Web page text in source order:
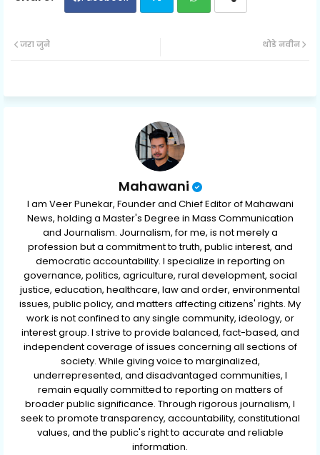
ap
थोडे नवीन
जरा जुने
Mahawani
I am Veer Punekar, Founder and Chief Editor of Mahawani
News, holding a Master's Degree in Mass Communication
and Journalism. Journalism, for me, is not merely a
profession but a commitment to truth, public interest, and
democratic accountability. I specialize in reporting on
governance, politics, agriculture, rural development, social
justice, education, healthcare, law and order, environmental
issues, public policy, and matters affecting citizens' rights. My
work is not confined to any single community, ideology, or
interest group. I strive to provide balanced, fact-based, and
independent coverage of issues concerning all sections of
society. While giving voice to marginalized,
underrepresented, and disadvantaged communities, I
remain equally committed to reporting on matters of
broader public significance. Through rigorous journalism, I
seek to promote transparency, accountability, constitutional
values, and the public's right to accurate and reliable
information.